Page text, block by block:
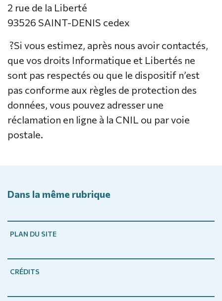
2 rue de la Liberté
93526 SAINT-DENIS cedex
?Si vous estimez, après nous avoir contactés,
que vos droits Informatique et Libertés ne
sont pas respectés ou que le dispositif n’est
pas conforme aux règles de protection des
données, vous pouvez adresser une
réclamation en ligne à la CNIL ou par voie
postale.
Dans la même rubrique
PLAN DU SITE
CRÉDITS